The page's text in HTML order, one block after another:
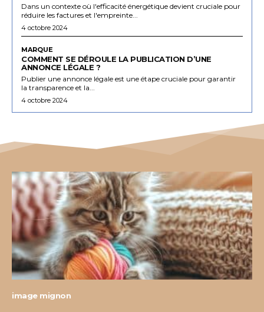
Dans un contexte où l'efficacité énergétique devient cruciale pour
réduire les factures et l'empreinte...
4 octobre 2024
MARQUE
COMMENT SE DÉROULE LA PUBLICATION D’UNE
ANNONCE LÉGALE ?
Publier une annonce légale est une étape cruciale pour garantir
la transparence et la...
4 octobre 2024
image mignon